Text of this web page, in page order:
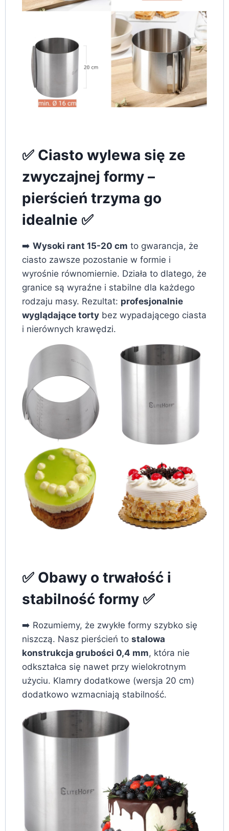
✅ Ciasto wylewa się ze
zwyczajnej formy –
pierścień trzyma go
idealnie ✅
➡️ Wysoki rant 15-20 cm to gwarancja, że
ciasto zawsze pozostanie w formie i
wyrośnie równomiernie. Działa to dlatego, że
granice są wyraźne i stabilne dla każdego
rodzaju masy. Rezultat: profesjonalnie
wyglądające torty bez wypadającego ciasta
i nierównych krawędzi.
✅ Obawy o trwałość i
stabilność formy ✅
➡️ Rozumiemy, że zwykłe formy szybko się
niszczą. Nasz pierścień to stalowa
konstrukcja grubości 0,4 mm, która nie
odkształca się nawet przy wielokrotnym
użyciu. Klamry dodatkowe (wersja 20 cm)
dodatkowo wzmacniają stabilność.